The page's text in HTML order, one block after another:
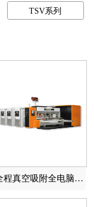
TSV系列
TSG-2S全程真空吸附全电脑高速印刷开槽模切机